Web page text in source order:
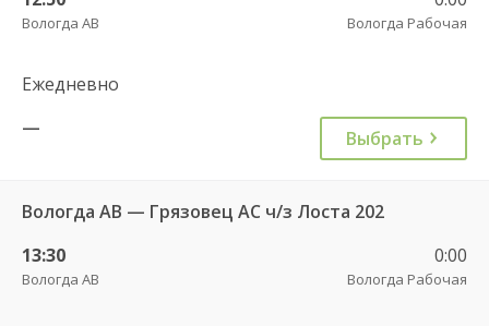
Вологда АВ Вологда Рабочая
Ежедневно
—
Выбрать
Вологда АВ — Грязовец АС ч/з Лоста 202
13:30
Вологда АВ
0:00
Вологда Рабочая